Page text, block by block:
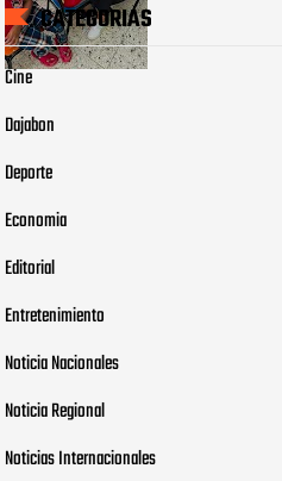
CATEGORIAS
Cine
Dajabon
Deporte
Economia
Editorial
Entretenimiento
Noticia Nacionales
Noticia Regional
Noticias Internacionales